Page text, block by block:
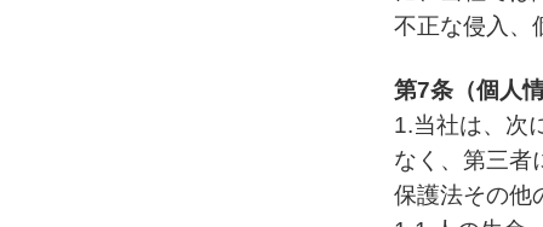
不正な侵入、
第7条（個人
1.当社は、次
なく、第三者
保護法その他